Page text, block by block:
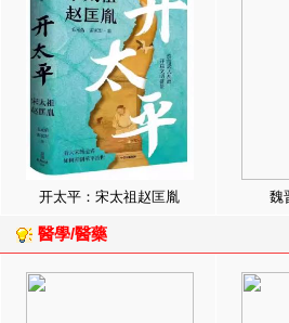
开太平：宋太祖赵匡胤 魏
醫學/醫藥